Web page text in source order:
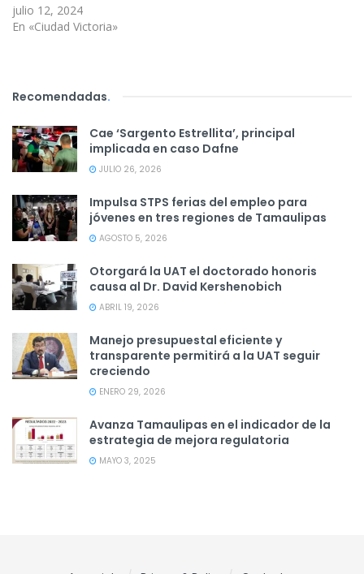
julio 12, 2024
En «Ciudad Victoria»
Recomendadas.
Cae ‘Sargento Estrellita’, principal
implicada en caso Dafne
JULIO 26, 2026
Impulsa STPS ferias del empleo para
jóvenes en tres regiones de Tamaulipas
AGOSTO 5, 2026
Otorgará la UAT el doctorado honoris
causa al Dr. David Kershenobich
ABRIL 19, 2026
Manejo presupuestal eficiente y
transparente permitirá a la UAT seguir
creciendo
ENERO 29, 2026
Avanza Tamaulipas en el indicador de la
estrategia de mejora regulatoria
MAYO 3, 2025